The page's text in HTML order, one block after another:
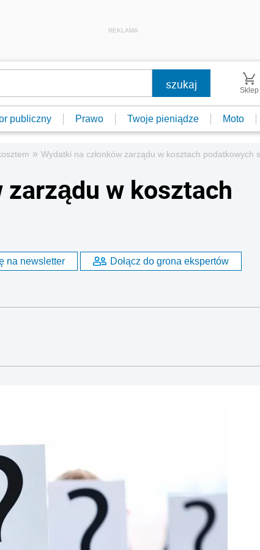
REKLAMA
Sklep
publiczny Prawo Twoje pieniądze Moto
» Wydatki na członków zarządu w kosztach podatkowych
zarządu w kosztach
na newsletter Dołącz do grona ekspertów